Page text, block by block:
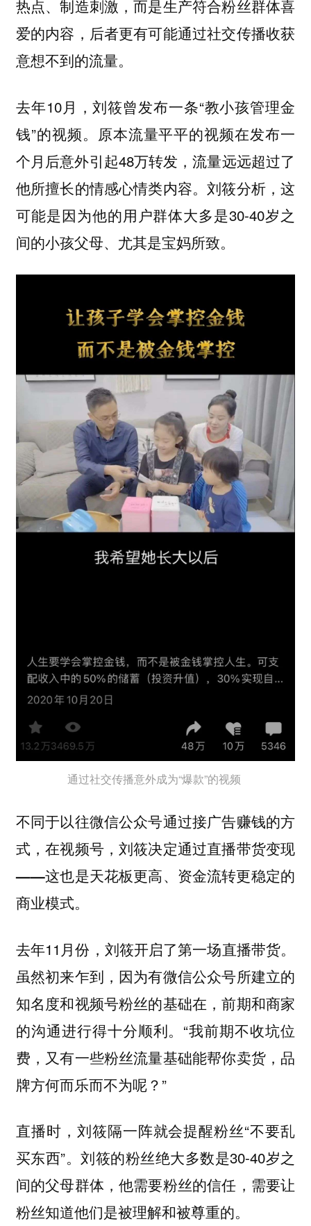
热点、制造刺激，而是生产符合粉丝群体喜
爱的内容，后者更有可能通过社交传播收获
意想不到的流量。
去年10月，刘筱曾发布一条“教小孩管理金
钱”的视频。原本流量平平的视频在发布一
个月后意外引起48万转发，流量远远超过了
他所擅长的情感心情类内容。刘筱分析，这
可能是因为他的用户群体大多是30-40岁之
间的小孩父母、尤其是宝妈所致。
通过社交传播意外成为“爆款”的视频
不同于以往微信公众号通过接广告赚钱的方
式，在视频号，刘筱决定通过直播带货变现
——这也是天花板更高、资金流转更稳定的
商业模式。
去年11月份，刘筱开启了第一场直播带货。
虽然初来乍到，因为有微信公众号所建立的
知名度和视频号粉丝的基础在，前期和商家
的沟通进行得十分顺利。“我前期不收坑位
费，又有一些粉丝流量基础能帮你卖货，品
牌方何而乐而不为呢？”
直播时，刘筱隔一阵就会提醒粉丝“不要乱
买东西”。刘筱的粉丝绝大多数是30-40岁之
间的父母群体，他需要粉丝的信任，需要让
粉丝知道他们是被理解和被尊重的。